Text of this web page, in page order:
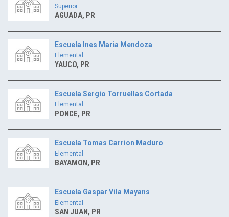
Superior
AGUADA, PR
Escuela Ines Maria Mendoza
Elemental
YAUCO, PR
Escuela Sergio Torruellas Cortada
Elemental
PONCE, PR
Escuela Tomas Carrion Maduro
Elemental
BAYAMON, PR
Escuela Gaspar Vila Mayans
Elemental
SAN JUAN, PR